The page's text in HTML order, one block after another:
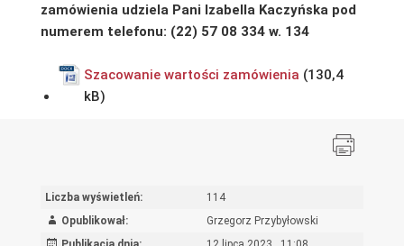
zamówienia udziela Pani Izabella Kaczyńska pod
numerem telefonu: (22) 57 08 334 w. 134
Szacowanie wartości zamówienia
Liczba wyświetleń:
114
Opublikował:
Grzegorz Przybyłowski